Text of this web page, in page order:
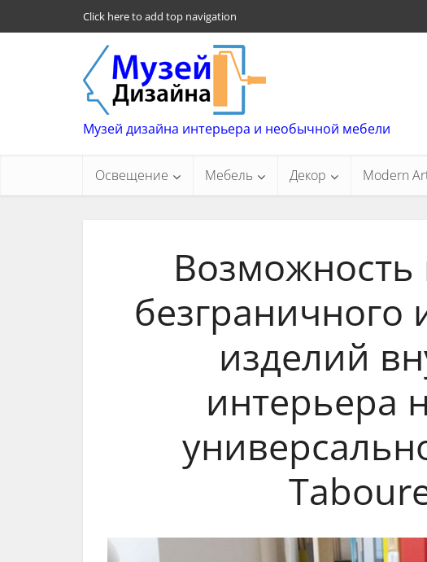
Click here to add top navigation
Музей дизайна интерьера и необычной мебели
Освещение Мебель Декор Modern
Возможность
безграничного
изделий
интерьера